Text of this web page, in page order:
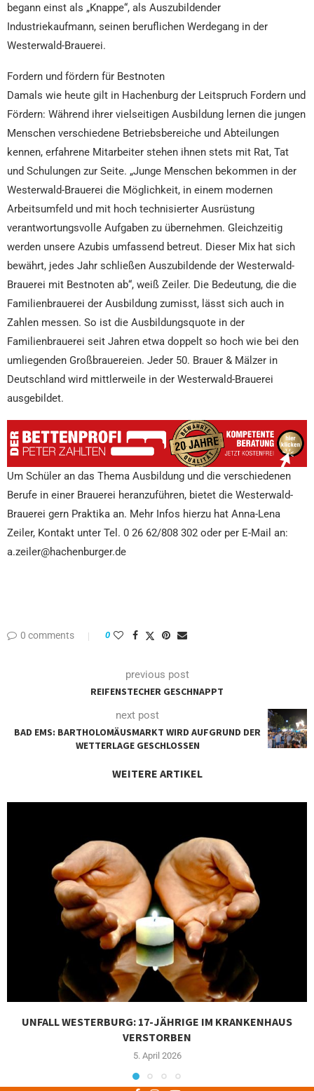
begann einst als „Knappe“, als Auszubildender
Industriekaufmann, seinen beruflichen Werdegang in der
Westerwald-Brauerei.
Fordern und fördern für Bestnoten
Damals wie heute gilt in Hachenburg der Leitspruch Fordern und
Fördern: Während ihrer vielseitigen Ausbildung lernen die jungen
Menschen verschiedene Betriebsbereiche und Abteilungen
kennen, erfahrene Mitarbeiter stehen ihnen stets mit Rat, Tat
und Schulungen zur Seite. „Junge Menschen bekommen in der
Westerwald-Brauerei die Möglichkeit, in einem modernen
Arbeitsumfeld und mit hoch technisierter Ausrüstung
verantwortungsvolle Aufgaben zu übernehmen. Gleichzeitig
werden unsere Azubis umfassend betreut. Dieser Mix hat sich
bewährt, jedes Jahr schließen Auszubildende der Westerwald-
Brauerei mit Bestnoten ab“, weiß Zeiler. Die Bedeutung, die die
Familienbrauerei der Ausbildung zumisst, lässt sich auch in
Zahlen messen. So ist die Ausbildungsquote in der
Familienbrauerei seit Jahren etwa doppelt so hoch wie bei den
umliegenden Großbrauereien. Jeder 50. Brauer & Mälzer in
Deutschland wird mittlerweile in der Westerwald-Brauerei
ausgebildet.
Um Schüler an das Thema Ausbildung und die verschiedenen
Berufe in einer Brauerei heranzuführen, bietet die Westerwald-
Brauerei gern Praktika an. Mehr Infos hierzu hat Anna-Lena
Zeiler, Kontakt unter Tel. 0 26 62/808 302 oder per E-Mail an:
a.zeiler@hachenburger.de
0 comments 0
previous post
REIFENSTECHER GESCHNAPPT
next post
BAD EMS: BARTHOLOMÄUSMARKT WIRD AUFGRUND DER
WETTERLAGE GESCHLOSSEN
WEITERE ARTIKEL
UNFALL WESTERBURG: 17-JÄHRIGE IM KRANKENHAUS
VERSTORBEN
5. April 2026